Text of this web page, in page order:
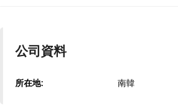
公司資料
所在地: 南韓